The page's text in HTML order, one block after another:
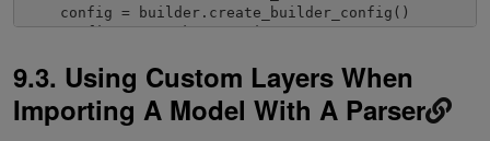
    config.max_workspace_size = 2**20
yer", dtype=trt.float32, shape=(1, 1))
    lrelu = network.add_plugin_v2(inputs=[input_la
yer], plugin=get_trt_plugin("LReLU_TRT"))
    lrelu.get_output(0).name = "outputs"
9.3. Using Custom Layers When
Importing A Model With A Parser